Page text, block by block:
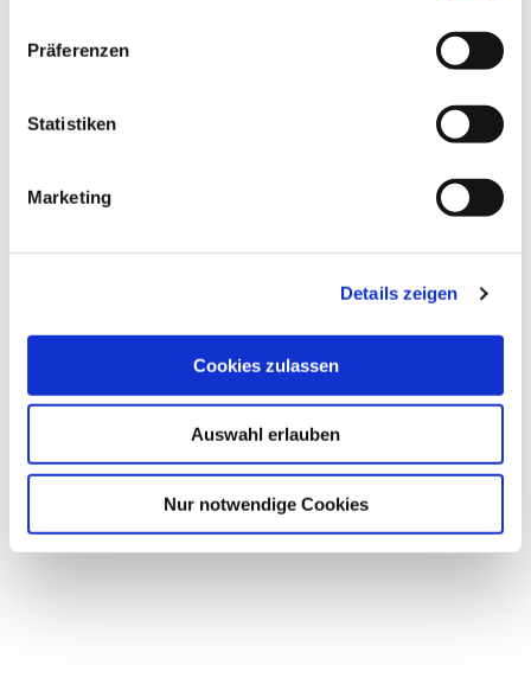
Präferenzen
Statistiken
Marketing
Details zeigen
Cookies zulassen
Auswahl erlauben
Nur notwendige Cookies